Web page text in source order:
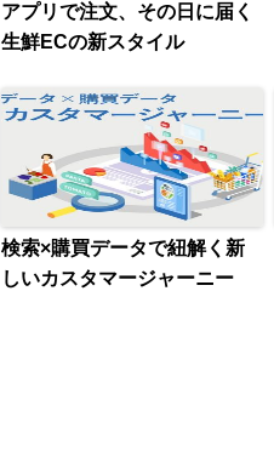
アプリで注文、その日に届く
生鮮ECの新スタイル
検索×購買データで紐解く新
しいカスタマージャーニー